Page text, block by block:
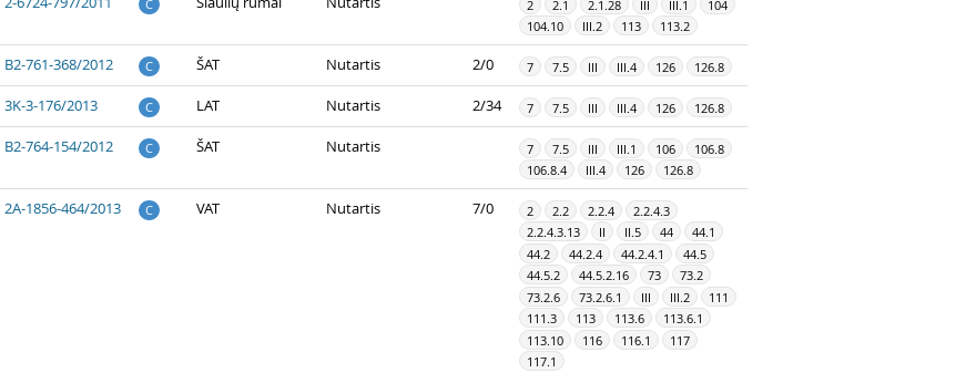
C 2 2.1 2.1.28 III III.1
104
104.10
III.2 113 113.2
B2-761-368/2012 C ŠAT Nutartis 2/0 7 7.5 III III.4 126 126.8
3K-3-176/2013 C LAT Nutartis 2/34 7 7.5 III III.4 126 126.8
B2-764-154/2012 C ŠAT Nutartis 7 7.5 III III.1 106
106.8
106.8.4
III.4 126 126.8
2A-1856-464/2013 C VAT Nutartis 7/0 2 2.2 2.2.4
2.2.4.3
2.2.4.3.13
II II.5 44
44.1
44.2
44.2.4 44.2.4.1
44.5
44.5.2
44.5.2.16 73
73.2
73.2.6
73.2.6.1 III III.2
111
111.3
113 113.6
113.6.1
113.10
116 116.1
117
117.1